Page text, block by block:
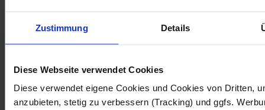
Zustimmung Details
Diese Webseite verwendet Cookies
Diese verwendet eigene Cookies und Cookies von Dritten,
anzubieten, stetig zu verbessern (Tracking) und ggfs.